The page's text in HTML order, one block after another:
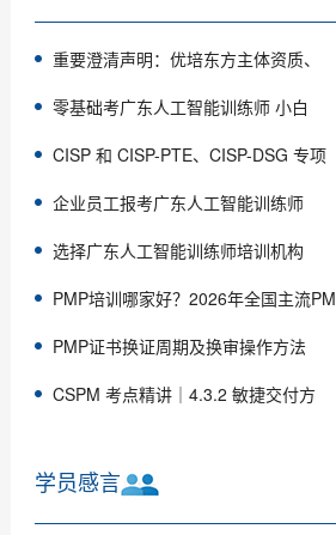
重要澄清声明：优培东方主体资质、
零基础考广东人工智能训练师 小白
CISP 和 CISP-PTE、CISP-DSG 专项
企业员工报考广东人工智能训练师
选择广东人工智能训练师培训机构
PMP培训哪家好？2026年全国主流PM
PMP证书换证周期及换审操作方法
CSPM 考点精讲｜4.3.2 敏捷交付方
学员感言